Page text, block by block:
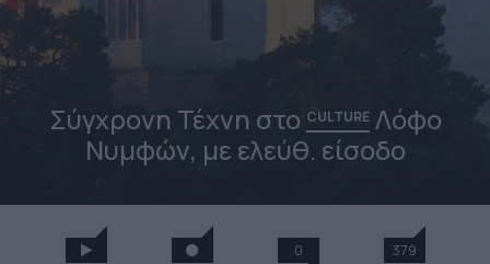
Σύγχρονη Τέχνη στο CULTUREΛόφο
Νυμφών, με ελεύθ. είσοδο
0 379